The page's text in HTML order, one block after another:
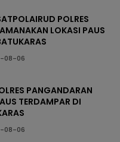
POLRES
LOKASI PAUS
08-06
PANGANDARAN
TERDAMPAR DI
08-06